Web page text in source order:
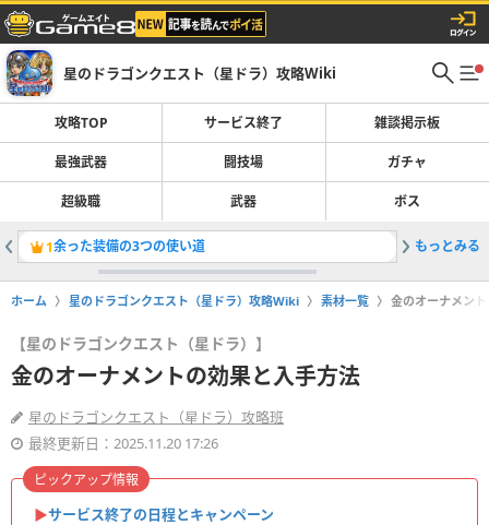
星のドラゴンクエスト（星ドラ）攻略Wiki
攻略TOP サービス終了 雑談掲示板
最強武器 闘技場 ガチャ
超級職 武器 ボス
1余った装備の3つの使い道 2「ザバ
もっとみる
ホーム 星のドラゴンクエスト（星ドラ）攻略Wiki 素材一覧 金のオーナメン
【星のドラゴンクエスト（星ドラ）】
金のオーナメントの効果と入手方法
星のドラゴンクエスト（星ドラ）攻略班
最終更新日：2025.11.20 17:26
▶︎サービス終了の日程とキャンペーン
ピックアップ情報